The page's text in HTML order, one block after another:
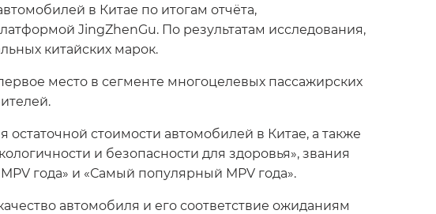
в Китае по итогам отчёта,
JingZhenGu. По результатам исследования,
китайских марок.
место в сегменте многоцелевых пассажирских
стоимости автомобилей в Китае, а также
и безопасности для здоровья», звания
года» и «Самый популярный MPV года».
автомобиля и его соответствие ожиданиям